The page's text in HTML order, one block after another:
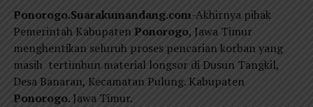
Ponorogo.Suarakumandang.com-Akhirnya pihak
Pemerintah Kabupaten Ponorogo, Jawa Timur
menghentikan seluruh proses pencarian korban yang
masih tertimbun material longsor di Dusun Tangkil,
Desa Banaran, Kecamatan Pulung. Kabupaten
Ponorogo. Jawa Timur.